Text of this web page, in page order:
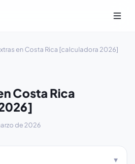
en Costa Rica [calculadora 2026]
Costa Rica
de 2026